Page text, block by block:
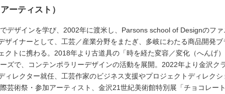
ーティスト）
デザインを学び、2002年に渡米し、Parsons school of Designのファ
ザイナーとして、工芸／産業分野をまたぎ、多岐にわたる商品開発ブ
クトに携わる。2018年より古道具の「時を経た変容／変化（へんげ
ズで、コンテンポラリーデザインの活動を展開。2022年より金沢ク
ィレクター就任、工芸作家のビジネス支援やプロジェクトディレクシ
芸術祭・参加アーティスト、金沢21世紀美術館特別展「チョコレー